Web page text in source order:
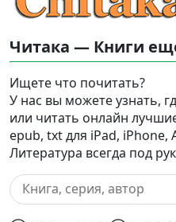
Читака — Книги
Ищете что почитать?
У нас вы можете узнать,
или читать онлайн
epub, txt для iPad, iPhone,
Литература всегда под